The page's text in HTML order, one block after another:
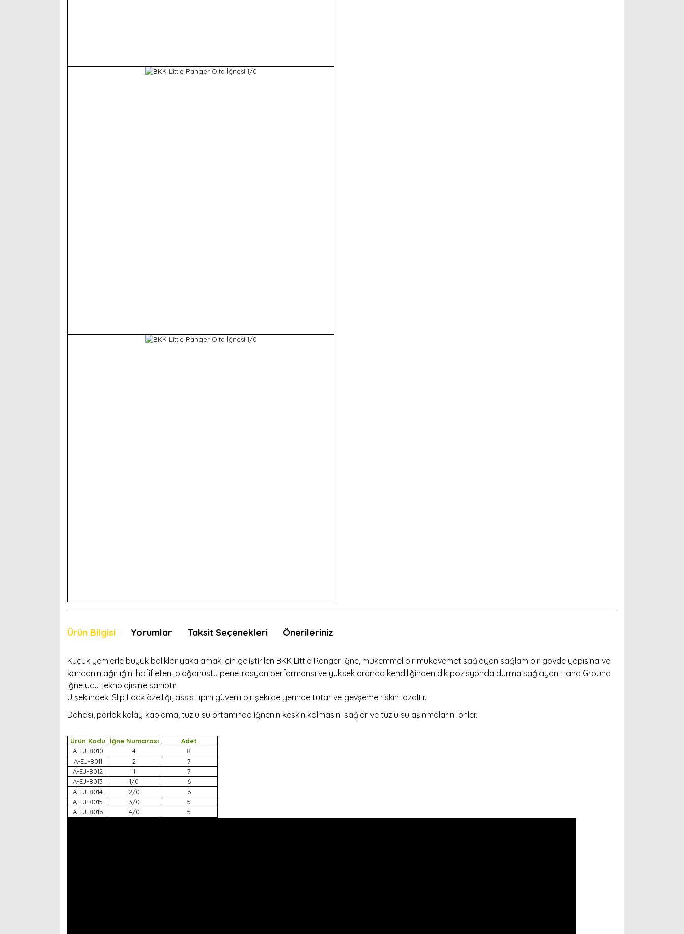
Ürün Bilgisi Yorumlar Taksit Seçenekleri Önerileriniz
Küçük yemlerle büyük balıklar yakalamak için geliştirilen BKK Little Ranger iğne, mükemmel bir mukavemet sağlayan sağlam bir gövde yapısına ve
kancanın ağırlığını hafifleten, olağanüstü penetrasyon performansı ve yüksek oranda kendiliğinden dik pozisyonda durma sağlayan Hand Ground
iğne ucu teknolojisine sahiptir.
U şeklindeki Slip Lock özelliği, assist ipini güvenli bir şekilde yerinde tutar ve gevşeme riskini azaltır.
Dahası, parlak kalay kaplama, tuzlu su ortamında iğnenin keskin kalmasını sağlar ve tuzlu su aşınmalarını önler.
Ürün Kodu İğne Numarası
Adet
A-EJ-8010
4
8
A-EJ-8011
2
7
A-EJ-8012
1
7
A-EJ-8013
1/0
6
A-EJ-8014
2/0
6
A-EJ-8015
3/0
5
A-EJ-8016
4/0 5